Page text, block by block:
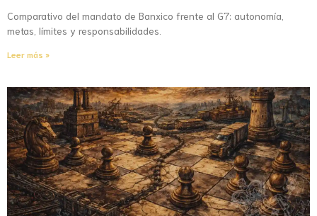
Comparativo del mandato de Banxico frente al G7: autonomía,
metas, límites y responsabilidades.
Leer más »